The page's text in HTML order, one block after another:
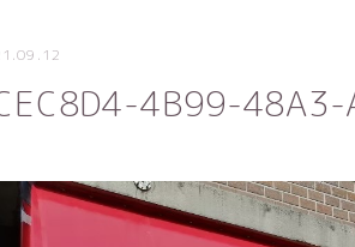
お問い合わせ
4B99-